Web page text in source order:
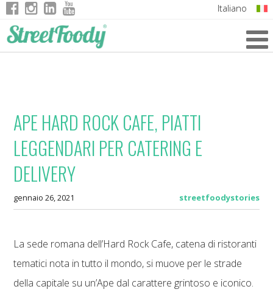
Italiano
APE HARD ROCK CAFE, PIATTI
LEGGENDARI PER CATERING E
DELIVERY
gennaio 26, 2021 streetfoodystories
La sede romana dell’Hard Rock Cafe, catena di ristoranti
tematici nota in tutto il mondo, si muove per le strade
della capitale su un’Ape dal carattere grintoso e iconico.